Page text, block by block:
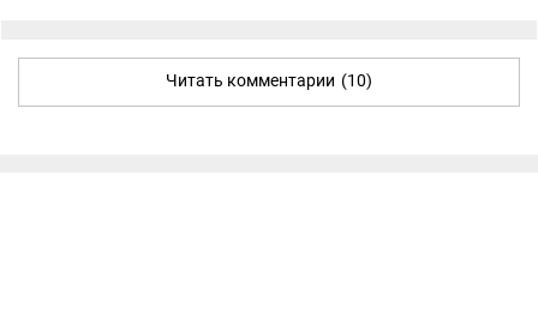
Читать комментарии (10)